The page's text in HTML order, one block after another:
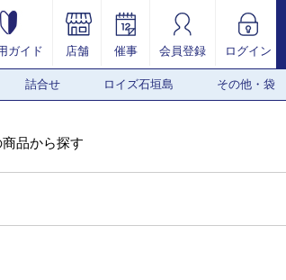
ガイド 店舗 催事 会員登録 ログイン
詰合せ ロイズ石垣島 その他・袋
品から探す